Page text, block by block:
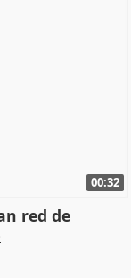
00:32
red de